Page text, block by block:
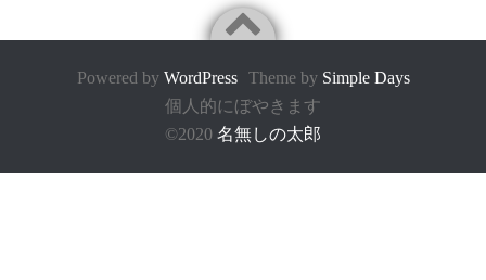
Powered by WordPress Theme by Simple Days
個人的にぼやきます
©2020 名無しの太郎